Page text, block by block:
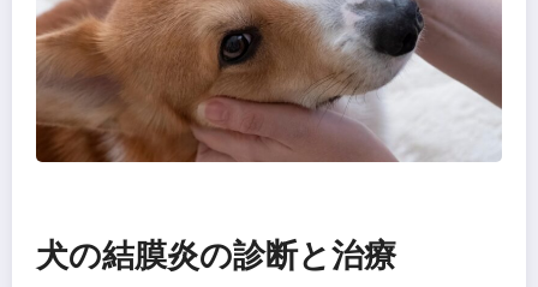
犬の結膜炎の診断と治療